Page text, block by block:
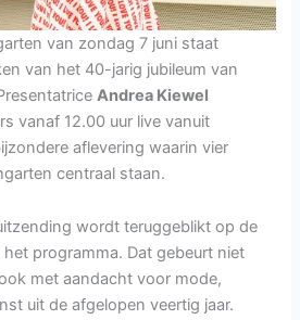
van zondag 7 juni staat
van het 40-jarig jubileum van
Andrea Kiewel
vanaf 12.00 uur live vanuit
aflevering waarin vier
centraal staan.
wordt teruggeblikt op de
programma. Dat gebeurt niet
met aandacht voor mode,
uit de afgelopen veertig jaar.